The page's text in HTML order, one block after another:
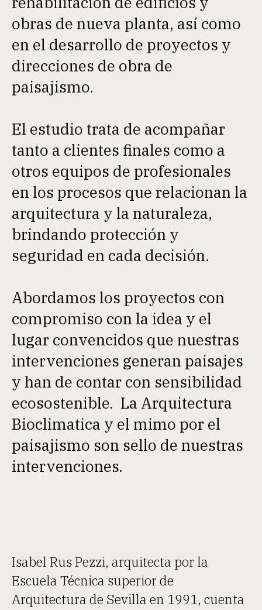
obras de nueva planta, así como
en el desarrollo de proyectos y
direcciones de obra de
paisajismo.
El estudio trata de acompañar
tanto a clientes finales como a
otros equipos de profesionales
en los procesos que relacionan la
arquitectura y la naturaleza,
brindando protección y
seguridad en cada decisión.
Abordamos los proyectos con
compromiso con la idea y el
lugar convencidos que nuestras
intervenciones generan paisajes
y han de contar con sensibilidad
ecosostenible. La Arquitectura
Bioclimatica y el mimo por el
paisajismo son sello de nuestras
intervenciones.
Isabel Rus Pezzi, arquitecta por la
Escuela Técnica superior de
Arquitectura de Sevilla en 1991, cuenta